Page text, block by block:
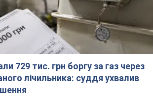
729 тис. грн боргу за газ через
лічильника: суддя ухвалив